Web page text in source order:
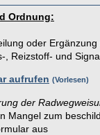
Ordnung:
oder
, Reizstoff- und
aufrufen Vorlesen
der
Mangel zum
aus